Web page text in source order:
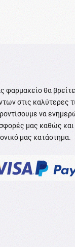
φαρμακείο θα
στις καλύτερες
να
μας καθώς και
μας κατάστημα.